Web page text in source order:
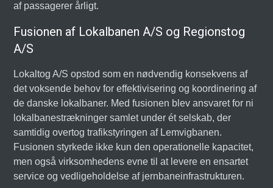
af passagerer årligt.
Fusionen af Lokalbanen A/S og Regionstog
A/S
Lokaltog A/S opstod som en nødvendig konsekvens af
det voksende behov for effektivisering og koordinering af
de danske lokalbaner. Med fusionen blev ansvaret for ni
lokalbanestrækninger samlet under ét selskab, der
samtidig overtog trafikstyringen af Lemvigbanen.
Fusionen styrkede ikke kun den operationelle kapacitet,
men også virksomhedens evne til at levere en ensartet
service og vedligeholdelse af jernbaneinfrastrukturen.